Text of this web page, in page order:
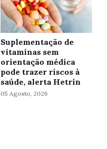
Suplementação de
vitaminas sem
orientação médica
pode trazer riscos à
saúde, alerta Hetrin
05 Agosto, 2026